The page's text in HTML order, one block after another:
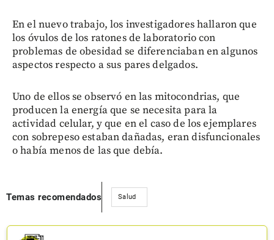
En el nuevo trabajo, los investigadores hallaron que
los óvulos de los ratones de laboratorio con
problemas de obesidad se diferenciaban en algunos
aspectos respecto a sus pares delgados.
Uno de ellos se observó en las mitocondrias, que
producen la energía que se necesita para la
actividad celular, y que en el caso de los ejemplares
con sobrepeso estaban dañadas, eran disfuncionales
o había menos de las que debía.
Temas recomendados Salud